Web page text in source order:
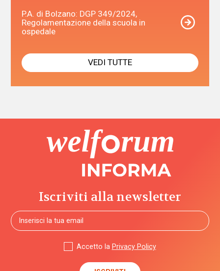
P.A. di Bolzano: DGP 349/2024,
Regolamentazione della scuola in
ospedale
VEDI TUTTE
Iscriviti alla newsletter
Accetto la Privacy Policy